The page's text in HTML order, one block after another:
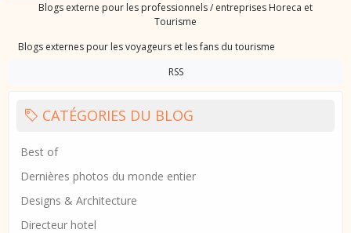
Blogs externe pour les professionnels / entreprises Horeca et
Tourisme
Blogs externes pour les voyageurs et les fans du tourisme
RSS
CATÉGORIES DU BLOG
Best of
Dernières photos du monde entier
Designs & Architecture
Directeur hotel